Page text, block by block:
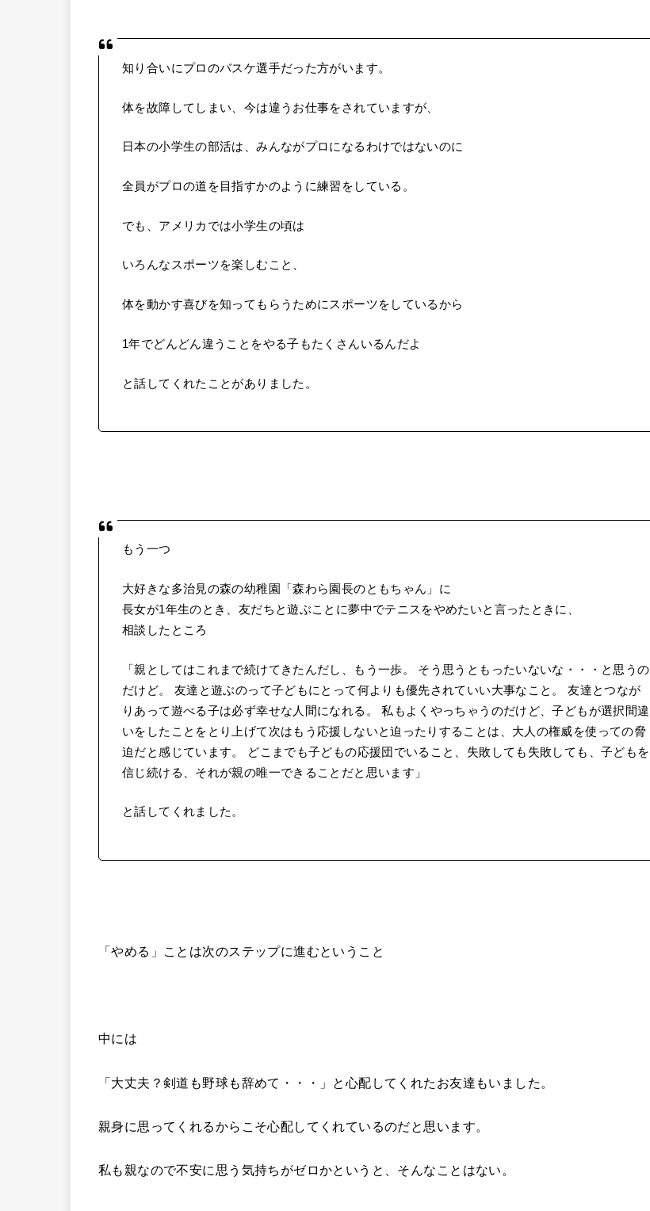
知り合いにプロのバスケ選手だった方がいます。
体を故障してしまい、今は違うお仕事をされていますが、
日本の小学生の部活は、みんながプロになるわけではないのに
全員がプロの道を目指すかのように練習をしている。
でも、アメリカでは小学生の頃は
いろんなスポーツを楽しむこと、
体を動かす喜びを知ってもらうためにスポーツをしているから
1年でどんどん違うことをやる子もたくさんいるんだよ
と話してくれたことがありました。
もう一つ
大好きな多治見の森の幼稚園「森わら園長のともちゃん」に
長女が1年生のとき、友だちと遊ぶことに夢中でテニスをやめたいと言ったときに、
相談したところ
「親としてはこれまで続けてきたんだし、もう一歩。 そう思うともったいないな・・・と思うの
だけど。 友達と遊ぶのって子どもにとって何よりも優先されていい大事なこと。 友達とつなが
りあって遊べる子は必ず幸せな人間になれる。 私もよくやっちゃうのだけど、子どもが選択間違
いをしたことをとり上げて次はもう応援しないと迫ったりすることは、大人の権威を使っての脅
迫だと感じています。 どこまでも子どもの応援団でいること、失敗しても失敗しても、子どもを
信じ続ける、それが親の唯一できることだと思います」
と話してくれました。
「やめる」ことは次のステップに進むということ
中には
「大丈夫？剣道も野球も辞めて・・・」と心配してくれたお友達もいました。
親身に思ってくれるからこそ心配してくれているのだと思います。
私も親なので不安に思う気持ちがゼロかというと、そんなことはない。